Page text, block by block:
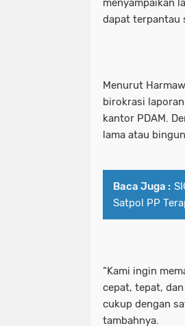
menyampaikan
dapat terpantau
Menurut
birokrasi
kantor PDAM.
lama atau
Baca Juga :
Satpol PP
“Kami ingin
cepat, tepat,
cukup dengan
tambahnya.